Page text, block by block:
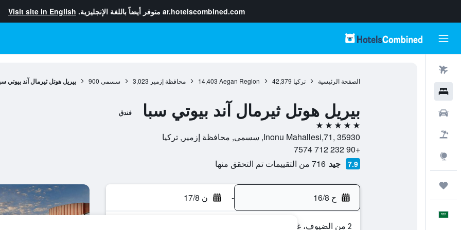
ar.hotelscombined.com متوفر أيضاً باللغة الإنجليزية. Visit site in English
الصفحة الرئيسية تركيا 42,379
Aegan Region
14,403 محافظة إزمير 3,023 سسمى 900 بيريل هوتل ثيرمال آند بيوتي
بيريل هوتل ثيرمال آند بيوتي سبا فندق
5 نجوم
Inonu Mahallesi,71, 35930, سسمى, محافظة إزمير, تركيا
+90 232 712 7574
7.9 جيد 716 من التقييمات تم التحقق منها
ح 16/8 - ن 17/8
2 من الضيوف، غرفة واحدة